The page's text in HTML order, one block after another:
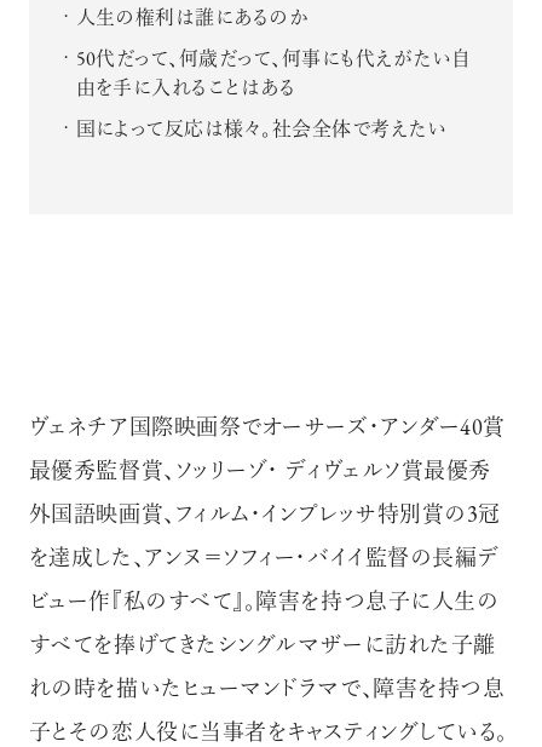
人生の権利は誰にあるのか
50代だって、何歳だって、何事にも代えがたい自
由を手に入れることはある
国によって反応は様々。社会全体で考えたい
ヴェネチア国際映画祭でオーサーズ・アンダー40賞
最優秀監督賞、ソッリーゾ・ ディヴェルソ賞最優秀
外国語映画賞、フィルム・インプレッサ特別賞の3冠
を達成した、アンヌ＝ソフィー・バイイ監督の長編デ
ビュー作『私のすべて』。障害を持つ息子に人生の
すべてを捧げてきたシングルマザーに訪れた子離
れの時を描いたヒューマンドラマで、障害を持つ息
子とその恋人役に当事者をキャスティングしている。